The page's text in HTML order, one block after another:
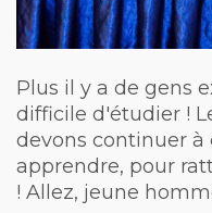
Plus il y a de gens
difficile d'étudier !
devons continuer à
apprendre, pour
! Allez, jeune